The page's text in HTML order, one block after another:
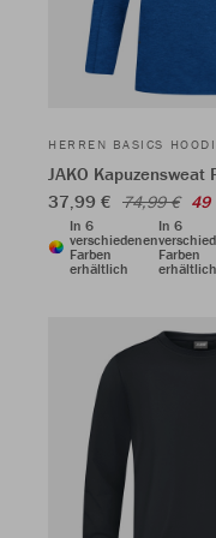
HERREN BASICS
JAKO Kapuzensweat
37,99 € 74,99 € 49
In 6
verschiedenen
Farben
erhältlich
In 6
Farben
erhältlich